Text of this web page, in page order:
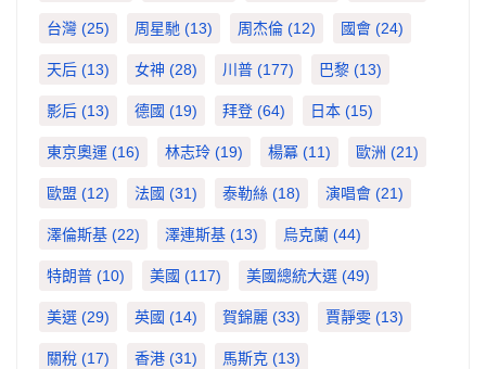
台灣 (25) 周星馳 (13) 周杰倫 (12) 國會 (24)
天后 (13) 女神 (28) 川普 (177) 巴黎 (13)
影后 (13) 德國 (19) 拜登 (64) 日本 (15)
東京奧運 (16) 林志玲 (19) 楊冪 (11) 歐洲 (21)
歐盟 (12) 法國 (31) 泰勒絲 (18) 演唱會 (21)
澤倫斯基 (22) 澤連斯基 (13) 烏克蘭 (44)
特朗普 (10) 美國 (117) 美國總統大選 (49)
美選 (29) 英國 (14) 賀錦麗 (33) 賈靜雯 (13)
關稅 (17) 香港 (31) 馬斯克 (13)